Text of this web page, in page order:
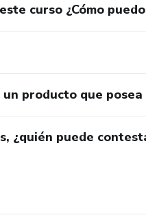
curso ¿Cómo
producto que
¿quién puede